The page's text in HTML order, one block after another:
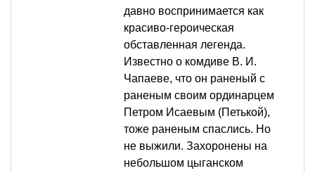
давно воспринимается как
красиво-героическая
обставленная легенда.
Известно о комдиве В. И.
Чапаеве, что он раненый с
раненым своим ординарцем
Петром Исаевым (Петькой),
тоже раненым спаслись. Но
не выжили. Захоронены на
небольшом цыганском